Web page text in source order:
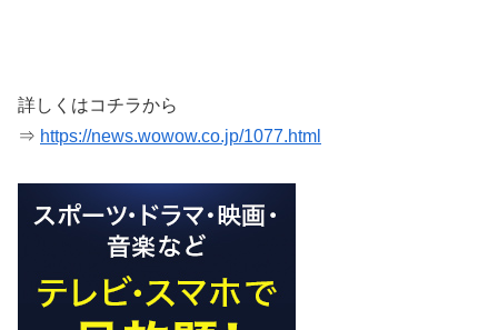
詳しくはコチラから
⇒ https://news.wowow.co.jp/1077.html